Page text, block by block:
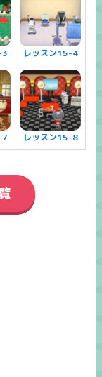
3 レッスン15-4
7 レッスン15-8